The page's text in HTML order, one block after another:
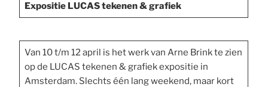
Expositie LUCAS tekenen & grafiek
Van 10 t/m 12 april is het werk van Arne Brink te zien
op de LUCAS tekenen & grafiek expositie in
Amsterdam. Slechts één lang weekend, maar kort